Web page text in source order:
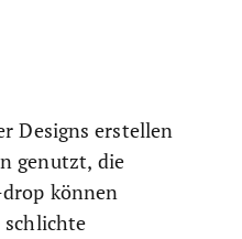
Designs erstellen
genutzt, die
können